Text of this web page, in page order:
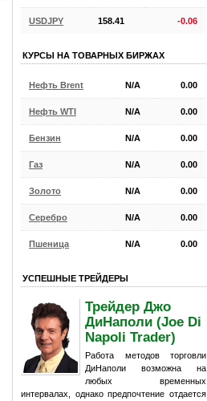
USDJPY 158.41 -0.06
КУРСЫ НА ТОВАРНЫХ БИРЖАХ
Нефть Brent N/A 0.00
Нефть WTI N/A 0.00
Бензин N/A 0.00
Газ N/A 0.00
Золото N/A 0.00
Серебро N/A 0.00
Пшеница N/A 0.00
УСПЕШНЫЕ ТРЕЙДЕРЫ
Трейдер Джо
ДиНаполи (Joe Di
Napoli Trader)
Работа методов торговли
ДиНаполи возможна на
любых временных
интервалах, однако предпочтение отдается